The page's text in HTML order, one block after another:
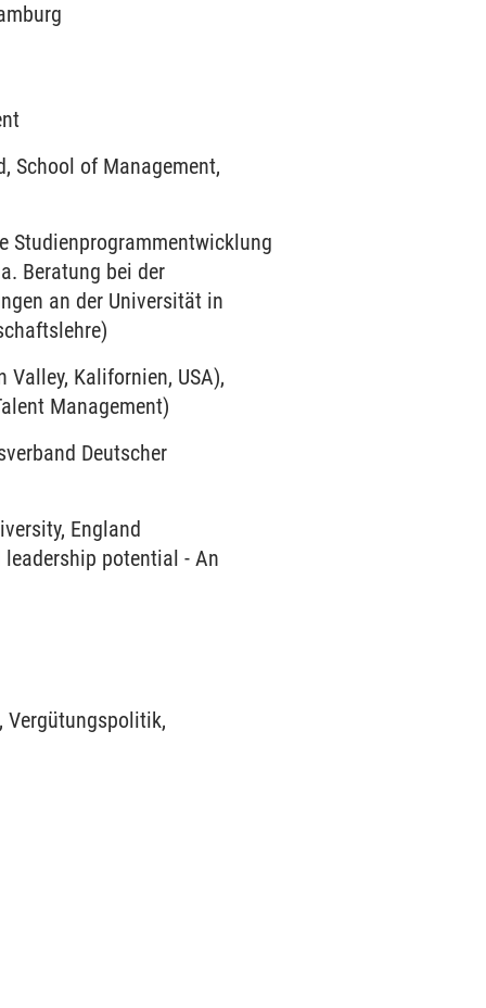
School of Management,
Studienprogrammentwicklung
Beratung bei der
an der Universität in
Kalifornien, USA),
Management)
Deutscher
England
potential - An
Vergütungspolitik,